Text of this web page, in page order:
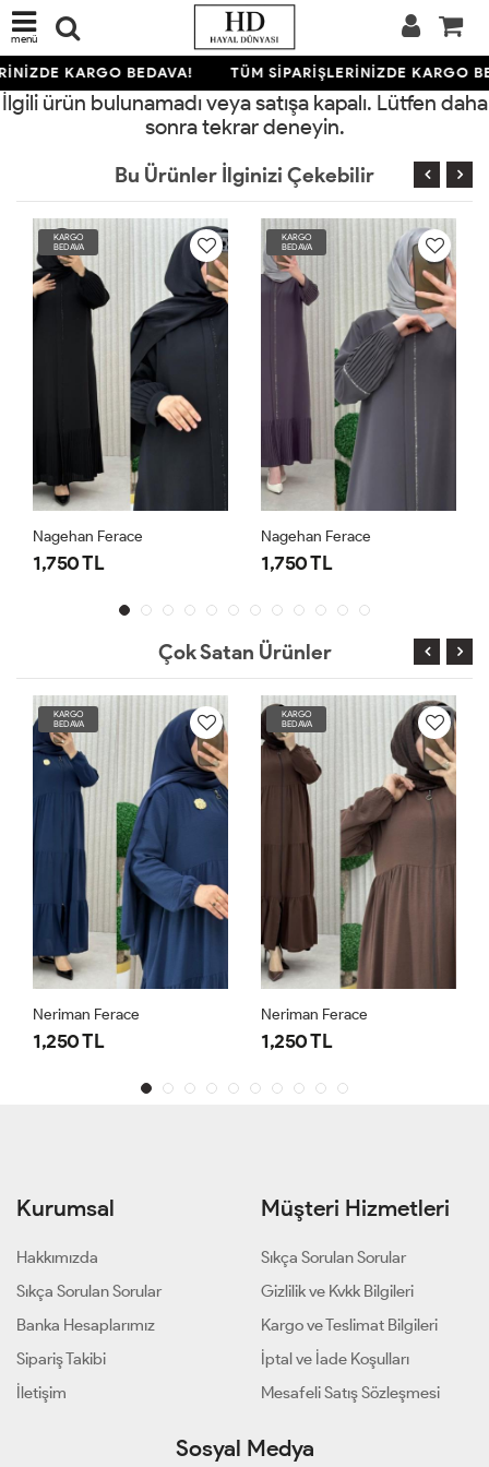
menü
KARGO BEDAVA! TÜM SİPARİŞLERİNİZDE KARGO
İlgili ürün bulunamadı veya satışa kapalı. Lütfen daha
sonra tekrar deneyin.
Bu Ürünler İlginizi Çekebilir
KARGO
BEDAVA
Nagehan Ferace
1,750 TL
KARGO
BEDAVA
Nagehan Ferace
1,750 TL
Çok Satan Ürünler
KARGO
BEDAVA
Neriman Ferace
1,250 TL
KARGO
BEDAVA
Neriman Ferace
1,250 TL
Kurumsal
Hakkımızda
Sıkça Sorulan Sorular
Banka Hesaplarımız
Sipariş Takibi
İletişim
Müşteri Hizmetleri
Sıkça Sorulan Sorular
Gizlilik ve Kvkk Bilgileri
Kargo ve Teslimat Bilgileri
İptal ve İade Koşulları
Mesafeli Satış Sözleşmesi
Sosyal Medya